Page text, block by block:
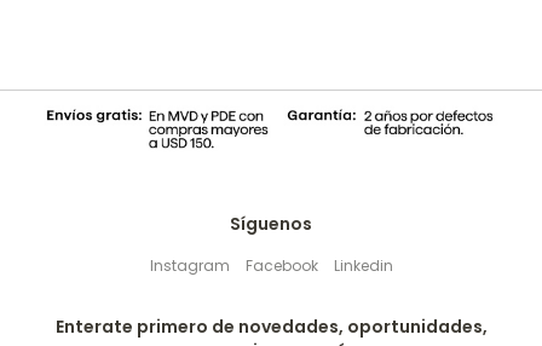
Síguenos
Instagram Facebook Linkedin
Enterate primero de novedades, oportunidades,